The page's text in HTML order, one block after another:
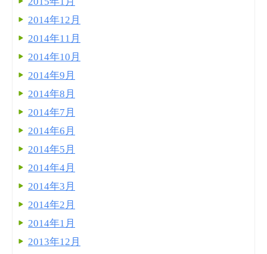
2014年12月
2014年11月
2014年10月
2014年9月
2014年8月
2014年7月
2014年6月
2014年5月
2014年4月
2014年3月
2014年2月
2014年1月
2013年12月